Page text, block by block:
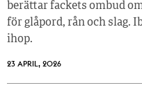
berättar fackets ombud
för glåpord, rån och slag.
ihop.
23 APRIL, 2026